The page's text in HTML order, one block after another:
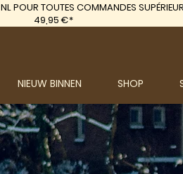
NIEUW BINNEN SHOP
NL POUR TOUTES COMMANDES
49,95 €*